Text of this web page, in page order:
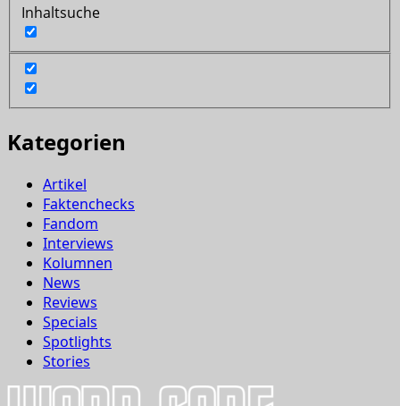
Inhaltsuche
Kategorien
Artikel
Faktenchecks
Fandom
Interviews
Kolumnen
News
Reviews
Specials
Spotlights
Stories